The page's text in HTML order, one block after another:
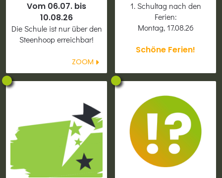
Vom 06.07. bis
10.08.26
Die Schule ist nur über den
Steenhoop erreichbar!
ZOOM
1. Schultag nach den
Ferien:
Montag, 17.08.26
Schöne Ferien!